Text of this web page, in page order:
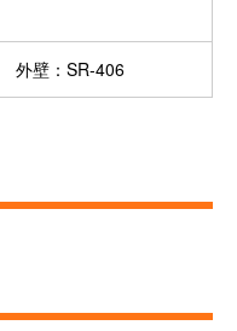
外壁：SR-406